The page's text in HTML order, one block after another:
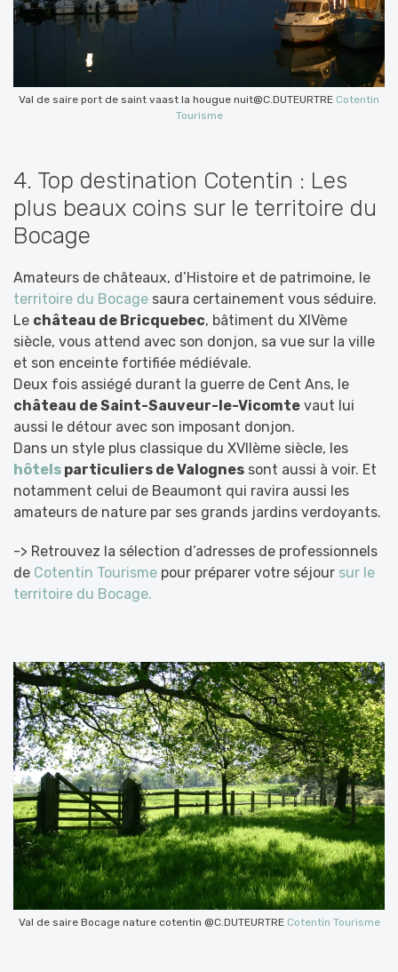
Val de saire port de saint vaast la hougue nuit@C.DUTEURTRE Cotentin
Tourisme
4. Top destination Cotentin : Les
plus beaux coins sur le territoire du
Bocage
Amateurs de châteaux, d’Histoire et de patrimoine, le
territoire du Bocage saura certainement vous séduire.
Le château de Bricquebec, bâtiment du XIVème
siècle, vous attend avec son donjon, sa vue sur la ville
et son enceinte fortifiée médiévale.
Deux fois assiégé durant la guerre de Cent Ans, le
château de Saint-Sauveur-le-Vicomte vaut lui
aussi le détour avec son imposant donjon.
Dans un style plus classique du XVIIème siècle, les
hôtels particuliers de Valognes sont aussi à voir. Et
notamment celui de Beaumont qui ravira aussi les
amateurs de nature par ses grands jardins verdoyants.
-> Retrouvez la sélection d’adresses de professionnels
de Cotentin Tourisme pour préparer votre séjour sur le
territoire du Bocage.
Val de saire Bocage nature cotentin @C.DUTEURTRE Cotentin Tourisme